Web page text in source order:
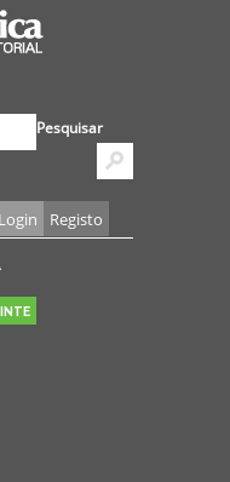
Pesquisar
Login Registo